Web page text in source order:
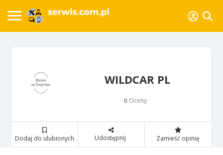
WILDCAR PL
0 Oceny
Dodaj do ulubionych Udostępnij Zamieść opinię